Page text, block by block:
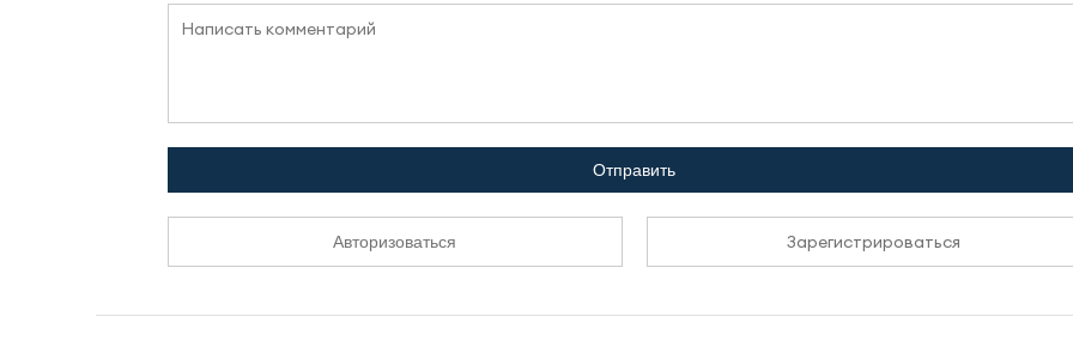
Отправить
Авторизоваться Зарегистрироваться